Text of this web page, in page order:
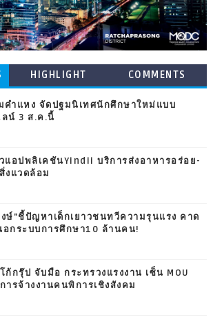
HIGHLIGHT COMMENTS
คำแหง จัดปฐมนิเทศนักศึกษาใหม่แบบ
ลน์ 3 ส.ค.นี้
แอปพลิเคชันYindii บริการส่งอาหารอร่อย-
งแวดล้อม
ษ์"ชี้ปัญหาเด็กเยาวชนทวีความรุนแรง คาด
กระบบการศึกษา10 ล้านคน!
ก้กรุ๊ป จับมือ กระทรวงแรงงาน เซ็น MOU
ารจ้างงานคนพิการเชิงสังคม